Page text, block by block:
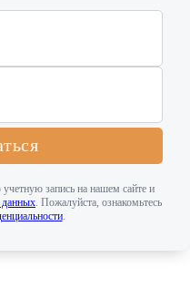
запись на нашем сайте и
данных . Пожалуйста, ознакомьтесь
.